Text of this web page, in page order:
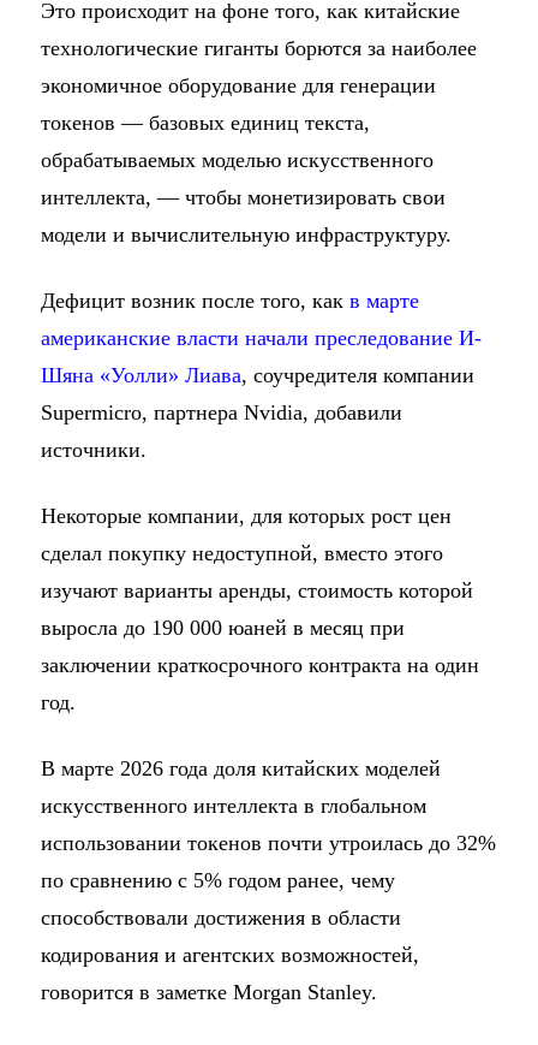
Это происходит на фоне того, как китайские
технологические гиганты борются за наиболее
экономичное оборудование для генерации
токенов — базовых единиц текста,
обрабатываемых моделью искусственного
интеллекта, — чтобы монетизировать свои
модели и вычислительную инфраструктуру.
Дефицит возник после того, как в марте
американские власти начали преследование И-
Шяна «Уолли» Лиава, соучредителя компании
Supermicro, партнера Nvidia, добавили
источники.
Некоторые компании, для которых рост цен
сделал покупку недоступной, вместо этого
изучают варианты аренды, стоимость которой
выросла до 190 000 юаней в месяц при
заключении краткосрочного контракта на один
год.
В марте 2026 года доля китайских моделей
искусственного интеллекта в глобальном
использовании токенов почти утроилась до 32%
по сравнению с 5% годом ранее, чему
способствовали достижения в области
кодирования и агентских возможностей,
говорится в заметке Morgan Stanley.